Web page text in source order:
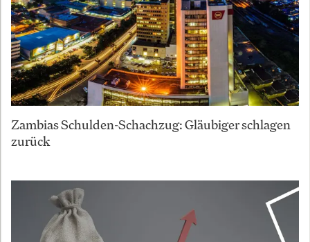
Zambias Schulden-Schachzug: Gläubiger schlagen
zurück